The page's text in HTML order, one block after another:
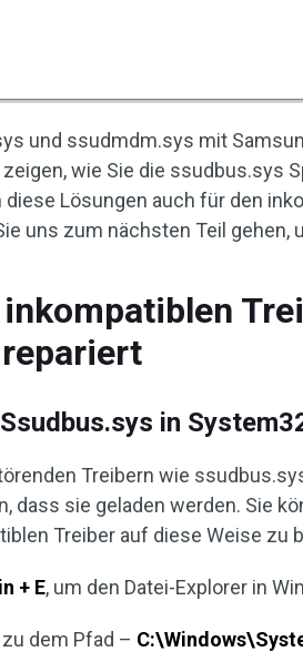
und ssudmdm.sys mit
wie Sie die ssudbus.sys
Lösungen auch für den
uns zum nächsten Teil gehen,
in
Treibern wie
dass sie geladen werden. Sie
Treiber auf diese Weise zu
+ E, um den Datei-Explorer in
dem Pfad –